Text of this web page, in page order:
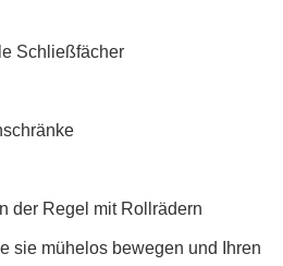
Schließfächer
der Regel mit Rollrädern
sie mühelos bewegen und Ihren